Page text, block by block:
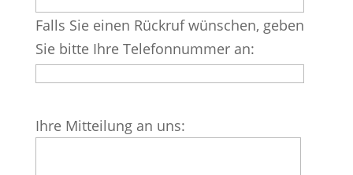
dieses
Feld
leer.
Falls Sie einen Rückruf wünschen, geben
Sie bitte Ihre Telefonnummer an:
lasse
Ihre Mitteilung an uns: